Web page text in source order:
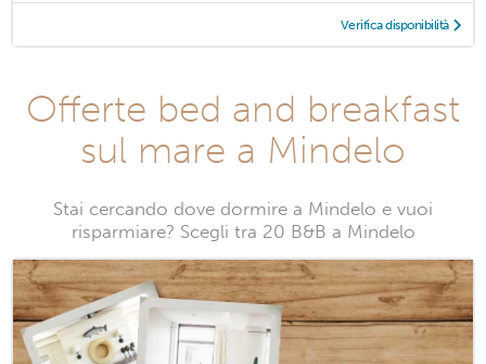
Verifica disponibilità
Offerte bed and breakfast
sul mare a Mindelo
Stai cercando dove dormire a Mindelo e vuoi
risparmiare? Scegli tra 20 B&B a Mindelo